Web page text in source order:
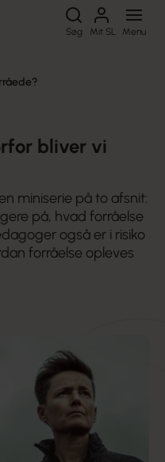
Søg Mit SL Menu
Søg
bliver vi
miniserie på to afsnit:
på, hvad forråelse
også er i risiko
forråelse opleves